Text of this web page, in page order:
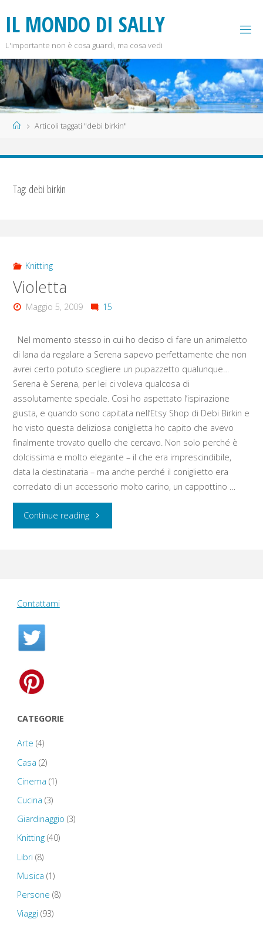
contenuto
IL MONDO DI SALLY
L'importante non è cosa guardi, ma cosa vedi
HomeArticoli taggati "debi birkin"
Tag: debi birkin
Knitting
Violetta
Maggio 5, 2009 15
Nel momento stesso in cui ho deciso di fare un animaletto
di lana da regalare a Serena sapevo perfettamente che non
avrei certo potuto scegliere un pupazzetto qualunque…
Serena è Serena, per lei ci voleva qualcosa di
assolutamente speciale. Così ho aspettato l’ispirazione
giusta, e quando sono capitata nell’Etsy Shop di Debi Birkin e
ho visto questa deliziosa coniglietta ho capito che avevo
finalmente trovato quello che cercavo. Non solo perché è
dolcissima e molto elegante – il che era imprescindibile,
data la destinataria – ma anche perché il coniglietto era
corredato di un accessorio molto carino, un cappottino …
Continue reading"Violetta"
Contattami
CATEGORIE
Arte (4)
Casa (2)
Cinema (1)
Cucina (3)
Giardinaggio (3)
Knitting(40)
Libri (8)
Musica (1)
Persone (8)
Viaggi (93)